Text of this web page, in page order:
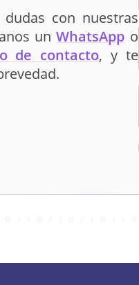
con nuestras
unWhatsApp o
de contacto, y te